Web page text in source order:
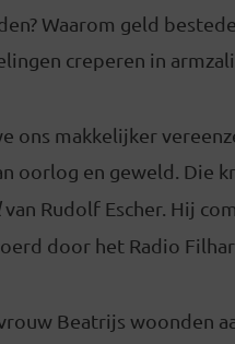
Waarom geld
creperen in
ons makkelijker
oorlog en geweld. Die
van Rudolf Escher. Hij
door het Radio
Beatrijs woonden